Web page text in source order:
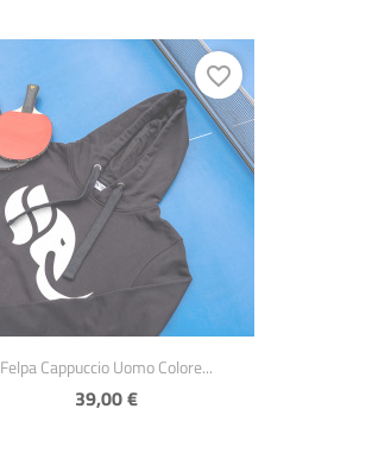
Anteprima
Felpa Cappuccio Uomo Colore...
39,00 €
favorite_border